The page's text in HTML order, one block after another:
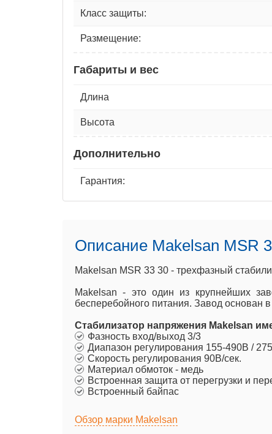
Класс защиты:
Размещение:
Габариты и вес
Длина
Высота
Дополнительно
Гарантия:
Описание Makelsan MSR
Makelsan MSR 33 30 - трехфазный
Makelsan - это один из крупнейших
бесперебойного питания. Завод основан
Стабилизатор напряжения Makelsan
Фазность вход/выход 3/3
Диапазон регулирования 155-490В /
Скорость регулирования 90В/сек.
Материал обмоток - медь
Встроенная защита от перегрузки и
Встроенный байпас
Обзор марки Makelsan